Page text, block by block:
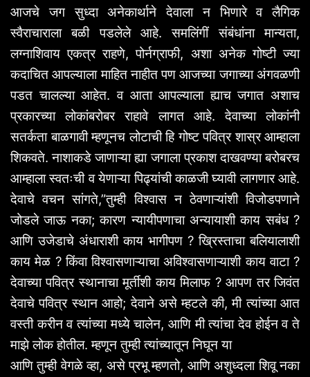
आजचे जग सुध्दा अनेकार्थाने देवाला न भिणारे व लैगिक
स्वैराचाराला
बळी पडलेले आहे.समलिंगीं संबंधांना मान्यता,
लग्नाशिवाय एकत्र राहणे,पोर्नग्राफी, अशा अनेक गोष्टी ज्या
कदाचित आपल्याला माहित नाहीत पण आजच्या जगाच्या अंगवळणी
पडत चालल्या आहेत.व आता आपल्याला ह्याच जगात अशाच
प्रकारच्या
लोकांबरोबर राहावे लागत आहे.देवाच्या
लोकांनी
सतर्कता बाळगावी म्हणूनच लोटाची हि गोष्ट पवित्र शास्र आम्हाला
शिकवते.नाशाकडे जाणाऱ्या ह्या जगाला प्रकाश दाखवण्या बरोबरच
आम्हाला स्वतःची व येणाऱ्या पिढ्यांची काळजी घ्यावी लागणार आहे.
देवाचे वचन सांगते,”तुम्ही विश्वास न ठेवणाऱ्यांशी विजोडपणाने
जोडले जाऊ नका;कारण न्यायीपणाचा अन्यायाशी काय सबंध?
आणि उजेडाचे अंधाराशी काय भागीपण ?ख्रिस्ताचा बलियालाशी
काय मेळ ?किंवा विश्वासणाऱ्याचा अविश्वासणाऱ्याशी काय वाटा?
देवाच्या पवित्र स्थानाचा मूर्तीशी काय मिलाफ ?आपण तर जिवंत
देवाचे पवित्र स्थान आहो;देवाने असे म्हटले की,मी त्यांच्या आत
वस्ती करीन व त्यांच्या मध्ये चालेन,आणि मी त्यांचा देव होईन व ते
माझे लोक होतील.म्हणून तुम्ही त्यांच्यातून निघून या
आणि तुम्ही वेगळे व्हा, असे प्रभू म्हणतो, आणि अशुध्दला शिवू नका